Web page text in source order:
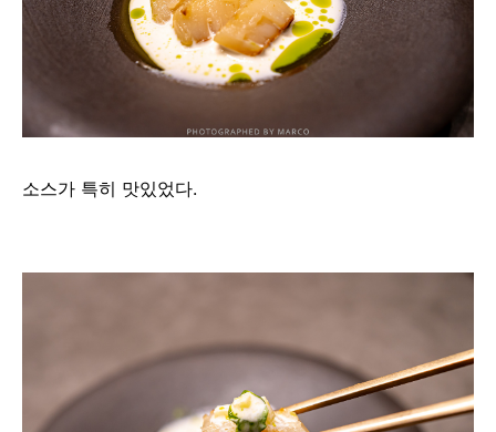
소스가 특히 맛있었다.